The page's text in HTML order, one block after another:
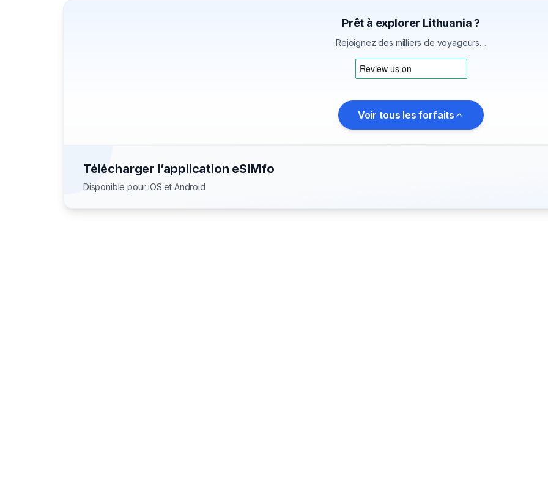
Prêt à explorer Lithuania ?
Rejoignez des milliers de voyageurs…
Voir tous les forfaits
Télécharger l’application eSIMfo
Disponible pour iOS et Android